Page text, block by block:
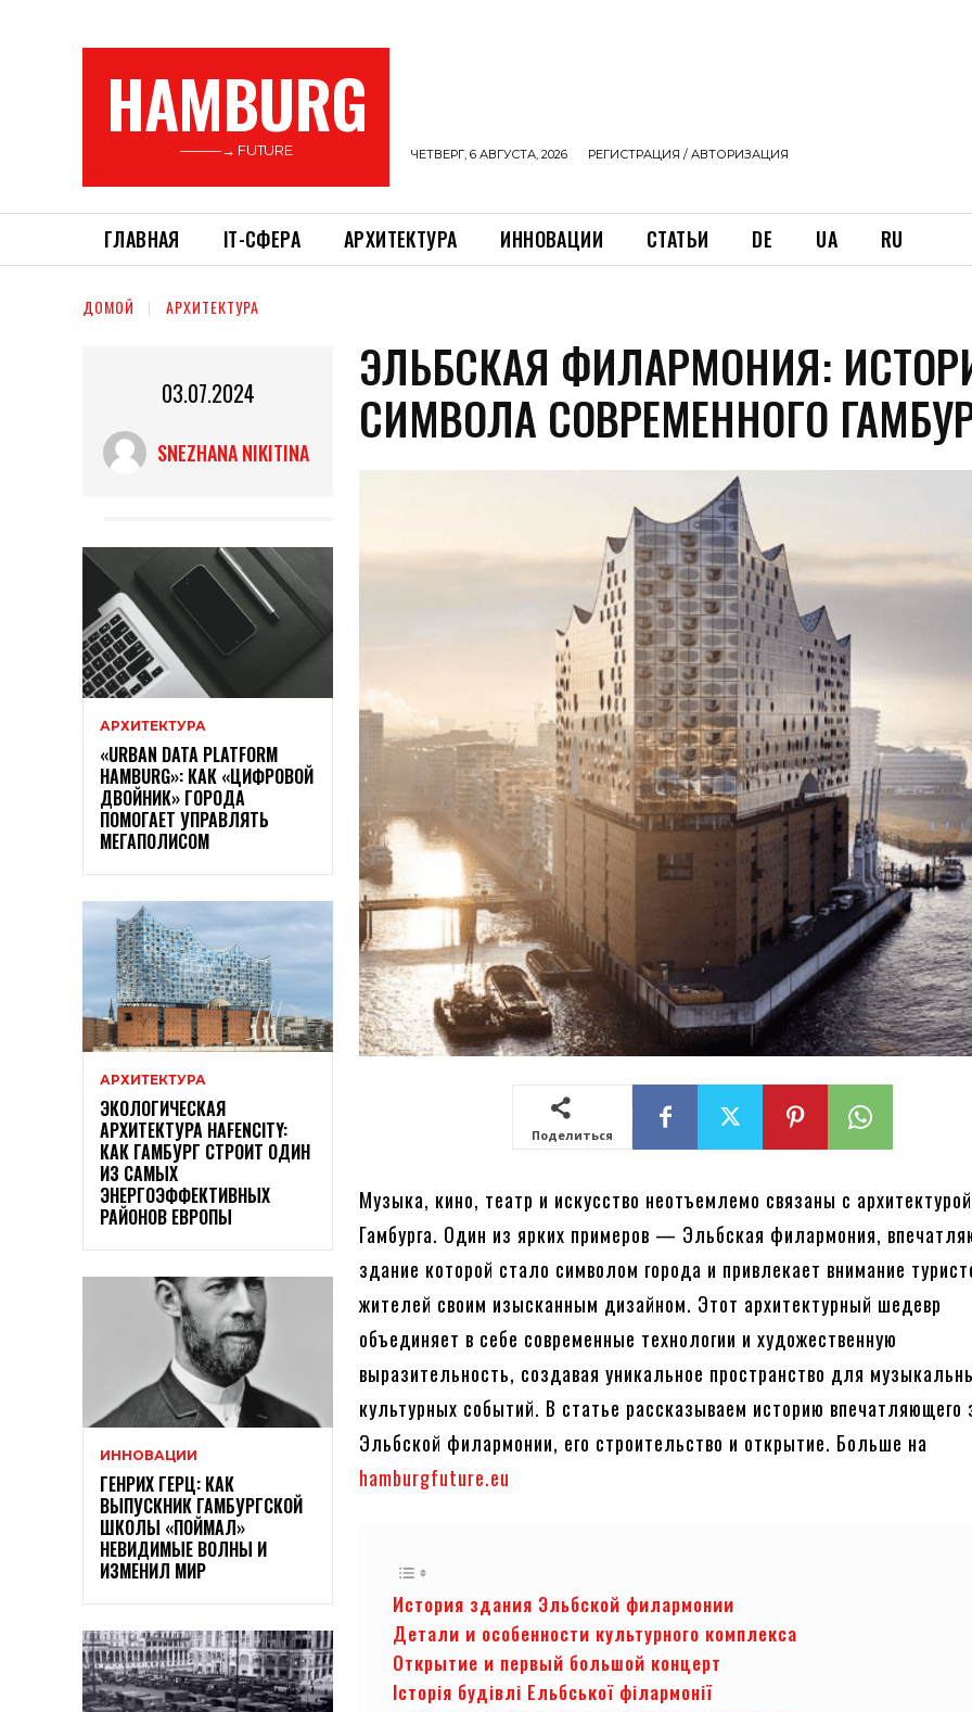
HAMBURG
———→ FUTURE ЧЕТВЕРГ, 6 АВГУСТА, 2026 РЕГИСТРАЦИЯ / АВТОРИЗАЦИЯ
ГЛАВНАЯ ІТ-СФЕРА АРХИТЕКТУРА ИННОВАЦИИ СТАТЬИ DE UA RU
ДОМОЙ АРХИТЕКТУРА
03.07.2024
SNEZHANA NIKITINA
АРХИТЕКТУРА
«URBAN DATA PLATFORM
HAMBURG»: КАК «ЦИФРОВОЙ
ДВОЙНИК» ГОРОДА
ПОМОГАЕТ УПРАВЛЯТЬ
МЕГАПОЛИСОМ
АРХИТЕКТУРА
ЭКОЛОГИЧЕСКАЯ
АРХИТЕКТУРА HAFENCITY:
КАК ГАМБУРГ СТРОИТ ОДИН
ИЗ САМЫХ
ЭНЕРГОЭФФЕКТИВНЫХ
РАЙОНОВ ЕВРОПЫ
ИННОВАЦИИ
ГЕНРИХ ГЕРЦ: КАК
ВЫПУСКНИК ГАМБУРГСКОЙ
ШКОЛЫ «ПОЙМАЛ»
НЕВИДИМЫЕ ВОЛНЫ И
ИЗМЕНИЛ МИР
ЭЛЬБСКАЯ ФИЛАРМОНИЯ:
СИМВОЛА СОВРЕМЕННОГО
Поделиться
Музыка, кино, театр и искусство неотъемлемо связаны с архитектурой
Гамбурга. Один из ярких примеров — Эльбская филармония,
здание которой стало символом города и привлекает внимание
жителей своим изысканным дизайном. Этот архитектурный шедевр
объединяет в себе современные технологии и художественную
выразительность, создавая уникальное пространство для
культурных событий. В статье рассказываем историю впечатляющего
Эльбской филармонии, его строительство и открытие. Больше на
hamburgfuture.eu
История здания Эльбской филармонии
Детали и особенности культурного комплекса
Открытие и первый большой концерт
Історія будівлі Ельбської філармонії